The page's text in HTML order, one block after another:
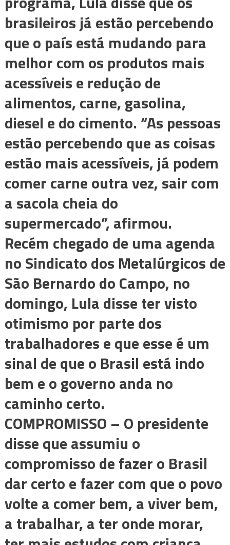
brasileiros já estão percebendo
que o país está mudando para
melhor com os produtos mais
acessíveis e redução de
alimentos, carne, gasolina,
diesel e do cimento. “As pessoas
estão percebendo que as coisas
estão mais acessíveis, já podem
comer carne outra vez, sair com
a sacola cheia do
supermercado”, afirmou.
Recém chegado de uma agenda
no Sindicato dos Metalúrgicos de
São Bernardo do Campo, no
domingo, Lula disse ter visto
otimismo por parte dos
trabalhadores e que esse é um
sinal de que o Brasil está indo
bem e o governo anda no
caminho certo.
COMPROMISSO – O presidente
disse que assumiu o
compromisso de fazer o Brasil
dar certo e fazer com que o povo
volte a comer bem, a viver bem,
a trabalhar, a ter onde morar,